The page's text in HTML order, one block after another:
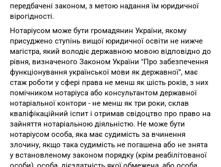
передбачені законом, з метою надання їм юридичної
вірогідності.
Нотаріусом може бути громадянин України, якому
присуджено ступінь вищої юридичної освіти не нижче
магістра, який володіє державною мовою відповідно до
рівня, визначеного Законом України "Про забезпечення
функціонування української мови як державної", має
стаж роботи у сфері права не менш як шість років, з них
помічником нотаріуса або консультантом державної
нотаріальної контори - не менш як три роки, склав
кваліфікаційний іспит і отримав свідоцтво про право на
зайняття нотаріальною діяльністю. Не може бути
нотаріусом особа, яка має судимість за вчинення
злочину, якщо така судимість не погашена або не знята
у встановленому законом порядку (крім реабілітованої